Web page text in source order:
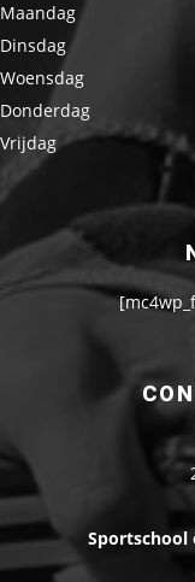
Maandag
Dinsdag
Woensdag
Donderdag
Vrijdag
Sportschool